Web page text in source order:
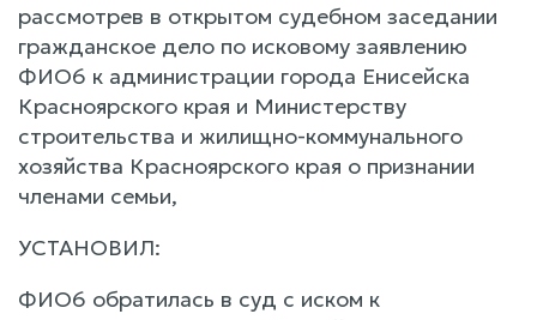
рассмотрев в открытом судебном заседании
гражданское дело по исковому заявлению
ФИО6 к администрации города Енисейска
Красноярского края и Министерству
строительства и жилищно-коммунального
хозяйства Красноярского края о признании
членами семьи,
УСТАНОВИЛ:
ФИО6 обратилась в суд с иском к